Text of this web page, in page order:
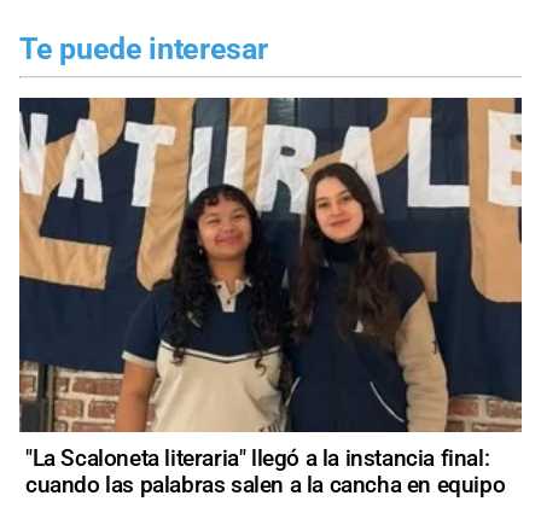
Te puede interesar
"La Scaloneta literaria" llegó a la instancia final:
cuando las palabras salen a la cancha en equipo